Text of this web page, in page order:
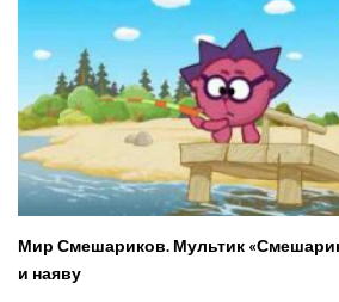
Мир Смешариков. Мультик
и наяву